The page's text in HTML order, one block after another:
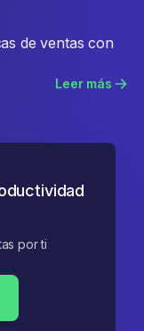
de ventas con
Leer más
por ti